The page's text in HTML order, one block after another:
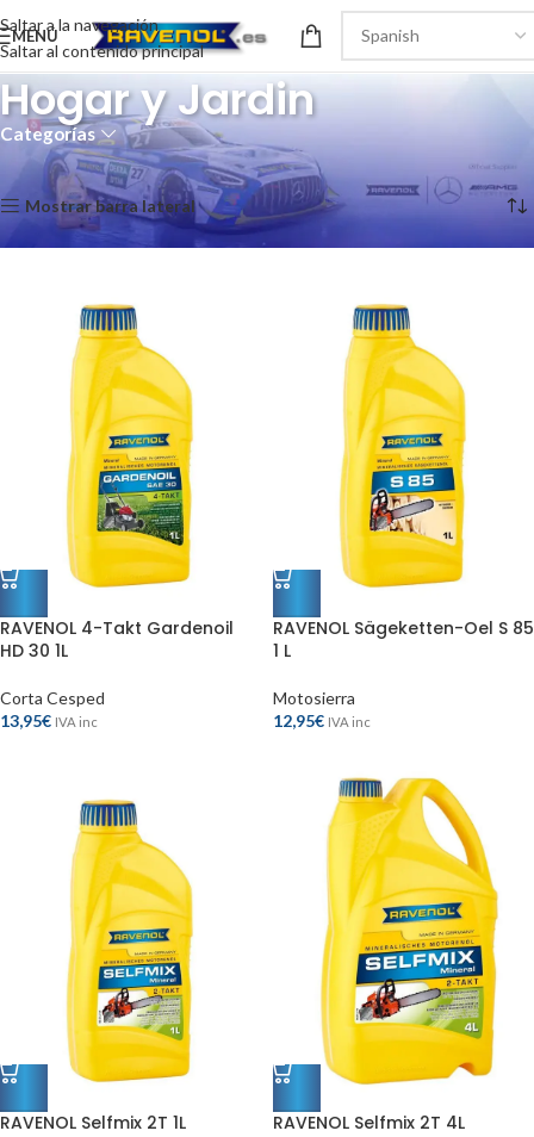
Saltar a la navegación
Saltar al contenido principal
MENÚ
Hogar y Jardin
Categorías
Hogar y Jardin
Mostrar barra lateral
RAVENOL 4-Takt Gardenoil
HD 30 1L
Corta Cesped
13,95€ IVA inc
RAVENOL Sägeketten-Oel S 85
1 L
Motosierra
12,95€ IVA inc
RAVENOL Selfmix 2T 1L RAVENOL Selfmix 2T 4L